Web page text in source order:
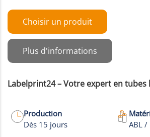
Choisir un produit
Plus d'informations
Labelprint24 – Votre expert en tubes
Production
Dès 15 jours
ABL /